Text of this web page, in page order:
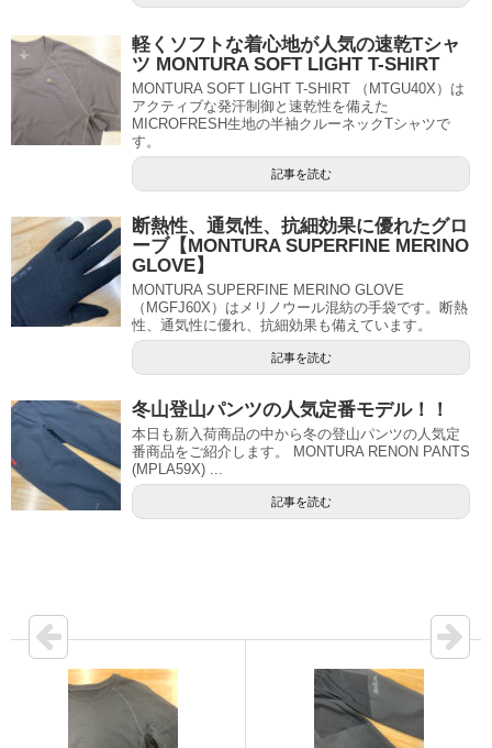
軽くソフトな着心地が人気の速乾Tシャ
ツ MONTURA SOFT LIGHT T-SHIRT
MONTURA SOFT LIGHT T-SHIRT （MTGU40X）は
アクティブな発汗制御と速乾性を備えた
MICROFRESH生地の半袖クルーネックTシャツで
す。
記事を読む
断熱性、通気性、抗細効果に優れたグロ
ーブ【MONTURA SUPERFINE MERINO
GLOVE】
MONTURA SUPERFINE MERINO GLOVE
（MGFJ60X）はメリノウール混紡の手袋です。断熱
性、通気性に優れ、抗細効果も備えています。
記事を読む
冬山登山パンツの人気定番モデル！！
本日も新入荷商品の中から冬の登山パンツの人気定
番商品をご紹介します。 MONTURA RENON PANTS
(MPLA59X) ...
記事を読む